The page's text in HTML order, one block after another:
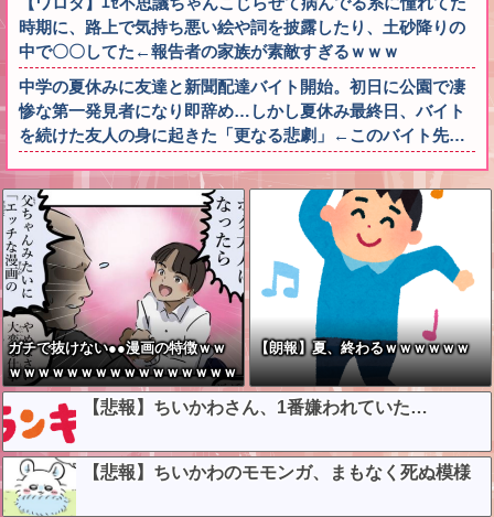
時期に、路上で気持ち悪い絵や詞を披露したり、土砂降りの
中で〇〇してた←報告者の家族が素敵すぎるｗｗｗ
中学の夏休みに友達と新聞配達バイト開始。初日に公園で凄
惨な第一発見者になり即辞め…しかし夏休み最終日、バイト
を続けた友人の身に起きた「更なる悲劇」←このバイト先…
ガチで抜けない●●漫画の特徴ｗｗ
ｗｗｗｗｗｗｗｗｗｗｗｗｗｗｗｗ
ｗｗｗｗ
【朗報】夏、終わるｗｗｗｗｗｗ
【悲報】ちいかわさん、1番嫌われていた…
【悲報】ちいかわのモモンガ、まもなく死ぬ模様